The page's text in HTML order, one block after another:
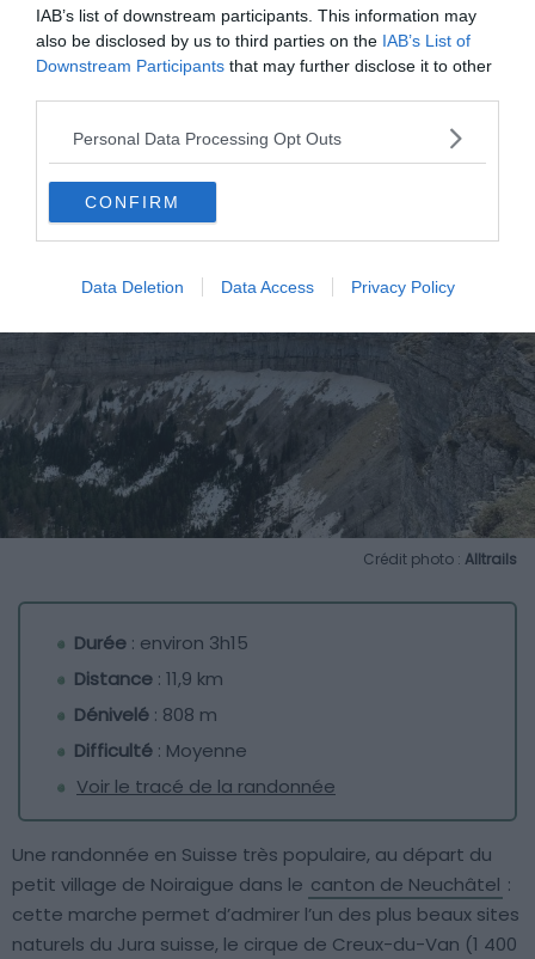
IAB’s list of downstream participants. This information may
also be disclosed by us to third parties on the IAB’s List of
Downstream Participants that may further disclose it to other
Personal Data Processing Opt Outs
CONFIRM
Data Deletion Data Access Privacy Policy
6. LeCreux-du-Vandans le Jura
suisse
Crédit photo : Alltrails
Durée : environ 3h15
Distance : 11,9 km
Dénivelé : 808 m
Difficulté : Moyenne
Voir le tracé de la randonnée
Une randonnée en Suisse très populaire, au départ du
petit village de Noiraigue dans le canton de Neuchâtel :
cette marche permet d’admirer l’un des plus beaux sites
naturels du Jura suisse, le cirque de Creux-du-Van (1 400